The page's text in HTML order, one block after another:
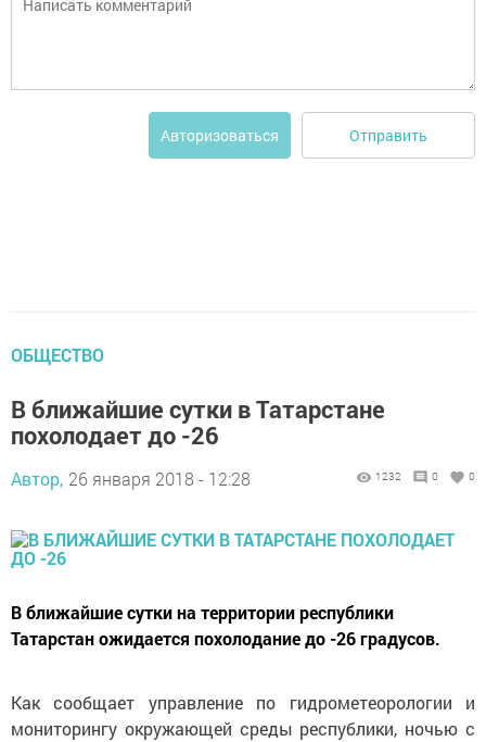
Авторизоваться Отправить
ОБЩЕСТВО
В ближайшие сутки в Татарстане
похолодает до -26
Автор, 26 января 2018 - 12:28 1232 0 0
В ближайшие сутки на территории республики
Татарстан ожидается похолодание до -26 градусов.
Как сообщает управление по гидрометеорологии и
мониторингу окружающей среды республики, ночью с